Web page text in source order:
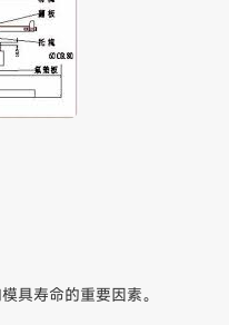
具寿命的重要因素。